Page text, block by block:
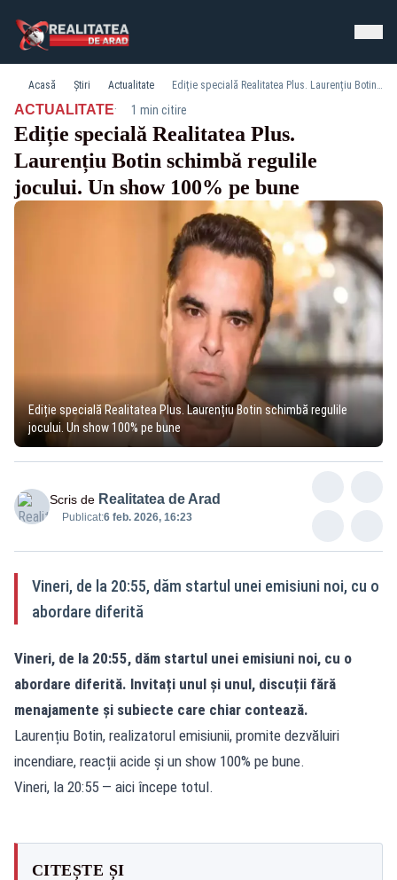
Acasă Știri Actualitate Ediție specială Realitatea Plus. Laurențiu Botin schimbă regulile jocului. Un show 100% pe bune
ACTUALITATE· 1 min citire
Ediție specială Realitatea Plus.
Laurențiu Botin schimbă regulile
jocului. Un show 100% pe bune
Ediție specială Realitatea Plus. Laurențiu Botin schimbă regulile
jocului. Un show 100% pe bune
Scris de Realitatea de Arad
Publicat:6 feb. 2026, 16:23
Vineri, de la 20:55, dăm startul unei emisiuni noi, cu o
abordare diferită
Vineri, de la 20:55, dăm startul unei emisiuni noi, cu o
abordare diferită. Invitați unul și unul, discuții fără
menajamente și subiecte care chiar contează.
Laurențiu Botin, realizatorul emisiunii, promite dezvăluiri
incendiare, reacții acide și un show 100% pe bune.
Vineri, la 20:55 — aici începe totul.
CITEȘTE ȘI